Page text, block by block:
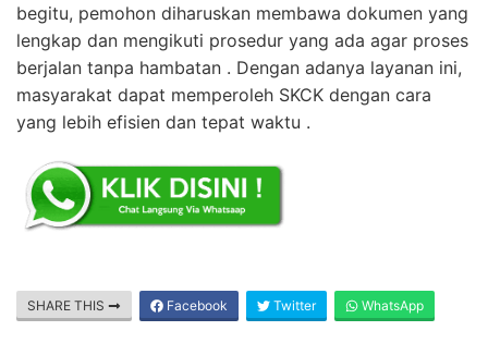
begitu, pemohon diharuskan membawa dokumen yang
lengkap dan mengikuti prosedur yang ada agar proses
berjalan tanpa hambatan . Dengan adanya layanan ini,
masyarakat dapat memperoleh SKCK dengan cara
yang lebih efisien dan tepat waktu .
SHARE THIS Facebook Twitter WhatsApp